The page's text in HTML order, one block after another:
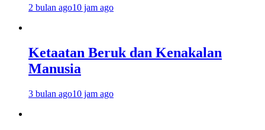
2 bulan ago10 jam ago
Ketaatan Beruk dan Kenakalan
Manusia
3 bulan ago10 jam ago